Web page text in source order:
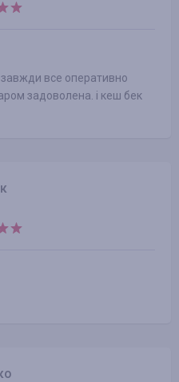
все оперативно
задоволена. і кеш бек